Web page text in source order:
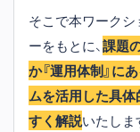
そこで本ワークシ
ーをもとに、課題
か『運用体制』に
ムを活用した具
すく解説いたしま